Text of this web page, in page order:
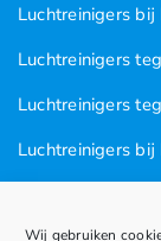
Wij gebruiken
Luchtreinigers bij
Luchtreinigers
Luchtreinigers
Luchtreinigers bij